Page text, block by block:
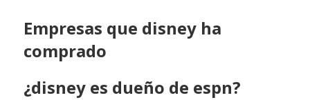
Empresas que disney ha
comprado
¿disney es dueño de espn?